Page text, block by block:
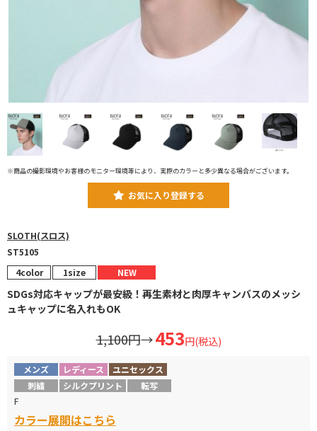
※商品の撮影環境やお客様のモニター環境等により、実際のカラーと多少異なる場合がございます。
お気に入り登録する
SLOTH(スロス)
ST5105
4color 1size NEW
SDGs対応キャップが最安級！再生素材と肉厚キャンバスのメッシ
ュキャップに名入れもOK
1,100円→453円(税込)
メンズ レディース
ユニセックス
刺繍
シルクプリント 転写
F
カラー展開はこちら